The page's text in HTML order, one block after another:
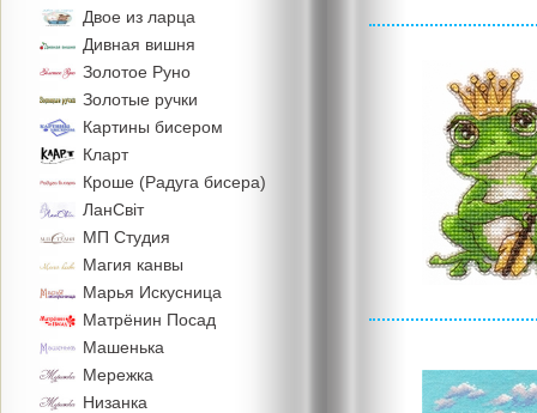
Двое из ларца
Дивная вишня
Золотое Руно
Золотые ручки
Картины бисером
Кларт
Кроше (Радуга бисера)
ЛанСвiт
МП Студия
Магия канвы
Марья Искусница
Матрёнин Посад
Машенька
Мережка
Низанка